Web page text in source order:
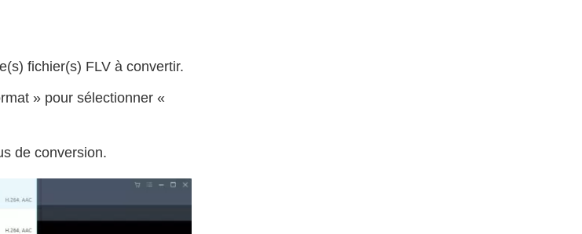
fichier(s) FLV à convertir.
» pour sélectionner «
de conversion.